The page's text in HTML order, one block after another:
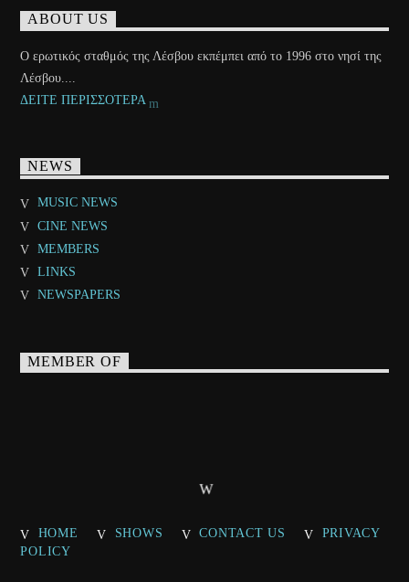
ABOUT US
Ο ερωτικός σταθμός της Λέσβου εκπέμπει από το 1996 στο νησί της
Λέσβου....
ΔΕΙΤΕ ΠΕΡΙΣΣΟΤΕΡΑ
NEWS
MUSIC NEWS
CINE NEWS
MEMBERS
LINKS
NEWSPAPERS
MEMBER OF
HOME SHOWS CONTACT US
PRIVACY
POLICY